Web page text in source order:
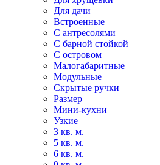
Для дачи
Встроенные
С антресолями
С барной стойкой
С островом
Малогабаритные
Модульные
Скрытые ручки
Размер
Мини-кухни
Узкие
3 кв. м.
5 кв. м.
6 кв. м.